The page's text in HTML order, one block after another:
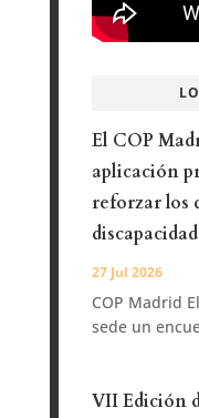
El COP
aplicación
reforzar los
discapacidad
27 Jul 2026
COP Madrid
sede un
VII Edición